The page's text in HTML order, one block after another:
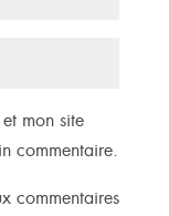
mon site
commentaire.
commentaires